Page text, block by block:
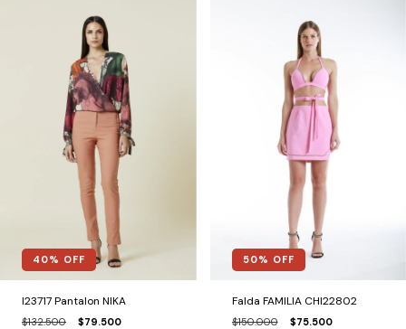
40% OFF
I23717 Pantalon NIKA
$132.500 $79.500
50% OFF
Falda FAMILIA CHI22802
$150.000 $75.500